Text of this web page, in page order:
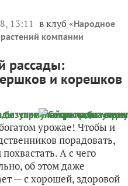
13:11 в клуб «Народное
компании
рассады:
и корешков
урожае! Чтобы и
порадовать,
А с чего
об этом даже
— с хорошей, здоровой